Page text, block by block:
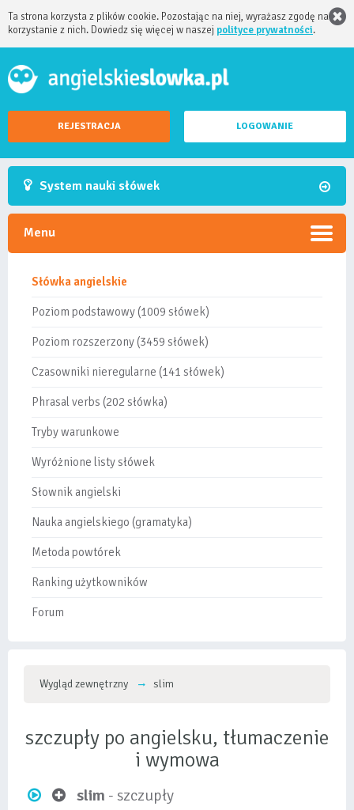
Ta strona korzysta z plików cookie. Pozostając na niej, wyrażasz zgodę na
korzystanie z nich. Dowiedz się więcej w naszej polityce prywatności.
REJESTRACJA LOGOWANIE
System nauki słówek
Menu
Słówka angielskie
Poziom podstawowy (1009 słówek)
Poziom rozszerzony (3459 słówek)
Czasowniki nieregularne (141 słówek)
Phrasal verbs (202 słówka)
Tryby warunkowe
Wyróżnione listy słówek
Słownik angielski
Nauka angielskiego (gramatyka)
Metoda powtórek
Ranking użytkowników
Forum
Wygląd zewnętrzny slim
szczupły po angielsku, tłumaczenie
i wymowa
slim - szczupły